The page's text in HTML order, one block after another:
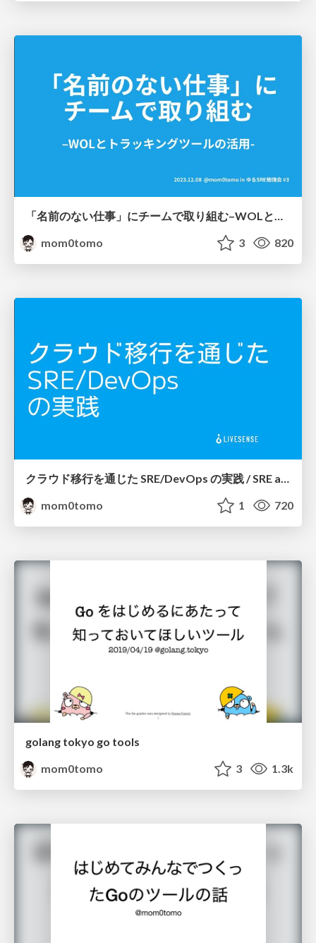
「名前のない仕事」にチームで取り組む–WOLとトラッキングツールの活用- / The SRE team's approach to unnamed work
mom0tomo
3 820
クラウド移行を通じた SRE/DevOps の実践 / SRE and DevOps Practice in Cloud Migration
mom0tomo
1 720
golang tokyo go tools
mom0tomo
3 1.3k